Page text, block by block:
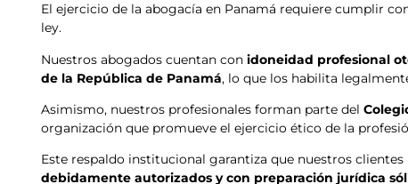
El ejercicio de la abogacía en Panamá requiere cumplir
ley.
Nuestros abogados cuentan con idoneidad profesional
de la República de Panamá, lo que los habilita
Asimismo, nuestros profesionales forman parte del
organización que promueve el ejercicio ético de la
Este respaldo institucional garantiza que nuestros clientes
debidamente autorizados y con preparación jurídica